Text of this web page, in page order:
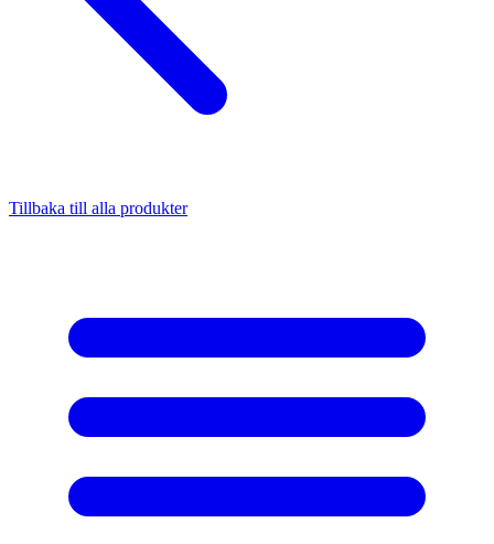
Tillbaka till alla produkter